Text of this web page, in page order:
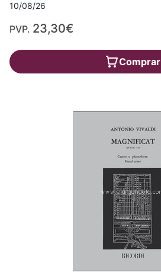
10/08/26
PVP. 23,30€
Comprar